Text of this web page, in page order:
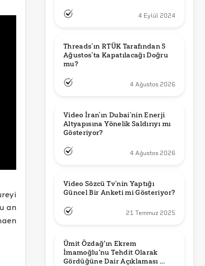
an
4 Eylül 2024
Threads’ın RTÜK Tarafından 5
Ağustos’ta Kapatılacağı Doğru
mu?
4 Ağustos 2026
Video İran’ın Dubai’nin Enerji
Altyapısına Yönelik Saldırıyı mı
Gösteriyor?
4 Ağustos 2026
Video Sözcü Tv’nin Yaptığı
Güncel Bir Anketi mi Gösteriyor?
21 Temmuz 2025
Ümit Özdağ'ın Ekrem
İmamoğlu'nu Tehdit Olarak
Gördüğüne Dair Açıklaması